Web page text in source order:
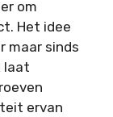
om
Het idee
maar sinds
laat
ervan